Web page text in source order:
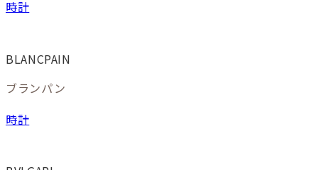
時計
BLANCPAIN
ブランパン
時計